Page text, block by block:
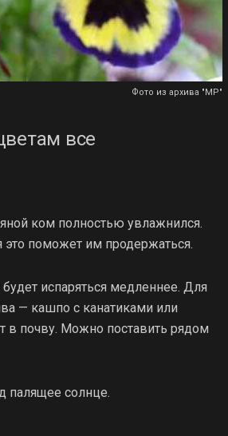
Фото из архива "МР"
все
ком полностью увлажнился.
поможет им продержаться.
испаряться медленнее. Для
— кашпо с канатиками или
в почву. Можно поставить рядом
палящее солнце.